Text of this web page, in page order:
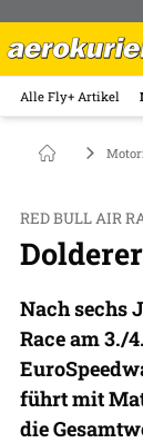
Alle Fly+ Artikel
RED BULL AIR
Nach sechs
Race am 3./
führt mit
die